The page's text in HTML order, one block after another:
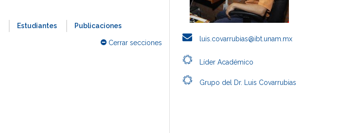
Estudiantes Publicaciones
Cerrar secciones
luis.covarrubias@ibt.unam.mx
Líder Académico
Grupo del Dr. Luis Covarrubias